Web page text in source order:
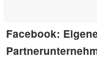
Facebook: